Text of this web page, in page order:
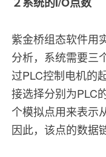
紫金桥组态软件用
分析，系统需要三
过PLC控制电机的
接选择分别为PLC
个模拟点用来表示
因此，该点的数据